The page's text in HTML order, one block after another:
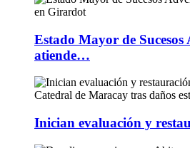
Estado Mayor de Sucesos
atiende…
Inician evaluación y